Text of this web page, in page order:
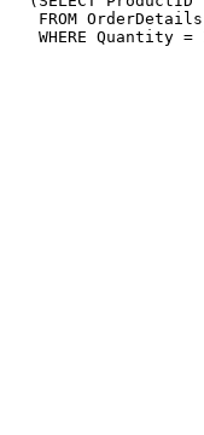
   FROM OrderDetails